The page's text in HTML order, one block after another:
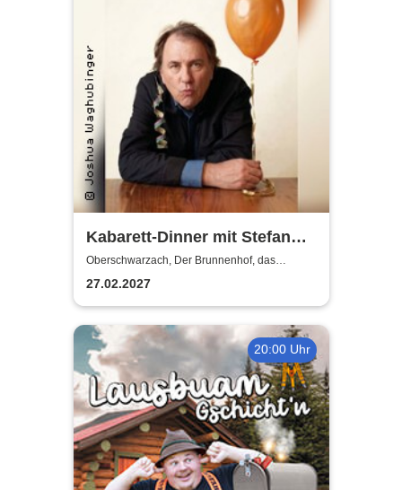
Kabarett-Dinner mit Stefan
Waghubinger - Früher waren
weniger Kerzen
Oberschwarzach, Der Brunnenhof, das
fränkische Landgasthaus
27.02.2027
20:00 Uhr